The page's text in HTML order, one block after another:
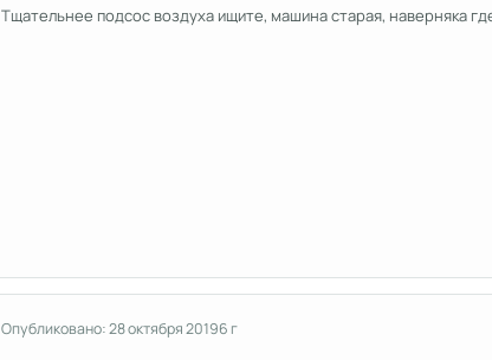
Тщательнее подсос воздуха ищите, машина старая, наверняка
Опубликовано:28 октября 20196 г